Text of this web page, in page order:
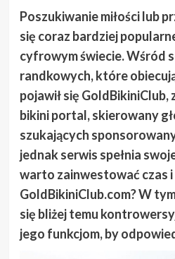
Poszukiwanie miłości lub
się coraz bardziej
cyfrowym świecie. Wśród
randkowych, które
pojawił się GoldBikiniClub,
bikini portal, skierowany
szukających
jednak serwis spełnia
warto zainwestować czas i
GoldBikiniClub.com? W
się bliżej temu
jego funkcjom, by